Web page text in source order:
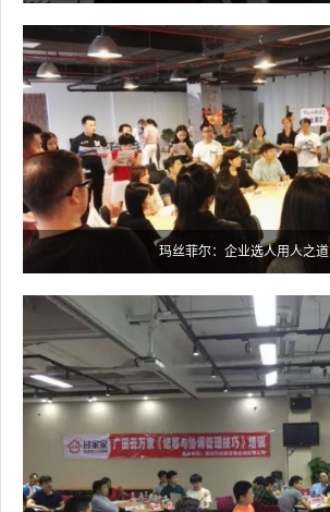
玛丝菲尔：企业选人用人之道